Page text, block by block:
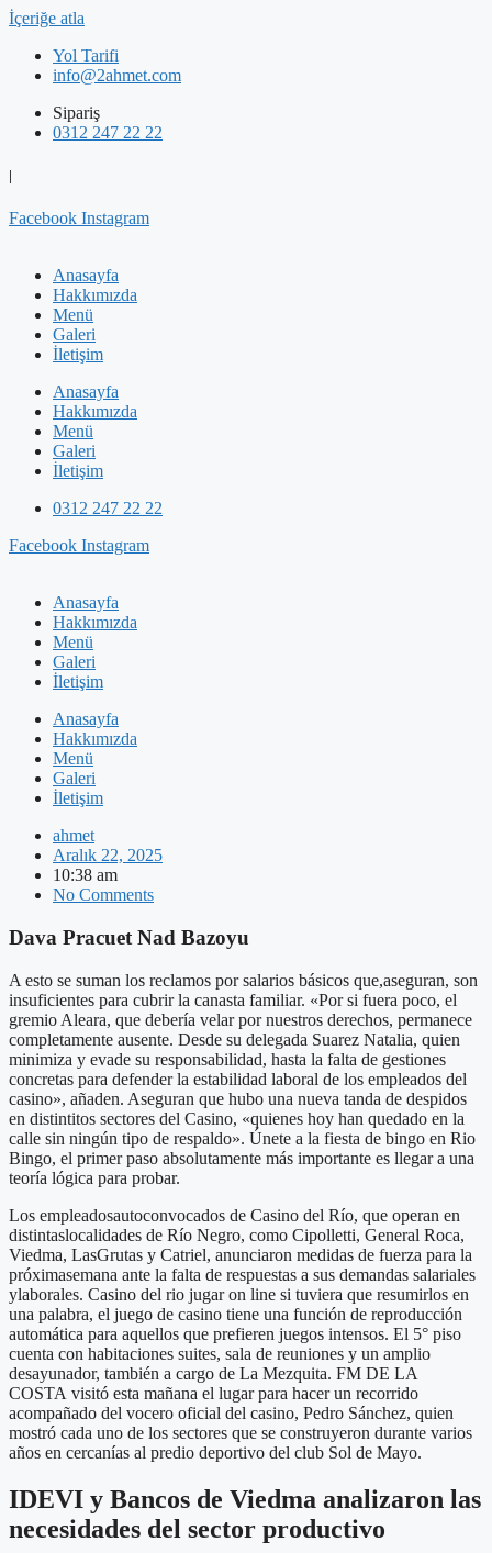
İçeriğe atla
Yol Tarifi
info@2ahmet.com
Sipariş
0312 247 22 22
|
Facebook Instagram
Anasayfa
Hakkımızda
Menü
Galeri
İletişim
Anasayfa
Hakkımızda
Menü
Galeri
İletişim
0312 247 22 22
Facebook Instagram
Anasayfa
Hakkımızda
Menü
Galeri
İletişim
Anasayfa
Hakkımızda
Menü
Galeri
İletişim
ahmet
Aralık 22, 2025
10:38 am
No Comments
Dava Pracuet Nad Bazoyu
A esto se suman los reclamos por salarios básicos que,aseguran, son
insuficientes para cubrir la canasta familiar. «Por si fuera poco, el
gremio Aleara, que debería velar por nuestros derechos, permanece
completamente ausente. Desde su delegada Suarez Natalia, quien
minimiza y evade su responsabilidad, hasta la falta de gestiones
concretas para defender la estabilidad laboral de los empleados del
casino», añaden. Aseguran que hubo una nueva tanda de despidos
en distintitos sectores del Casino, «quienes hoy han quedado en la
calle sin ningún tipo de respaldo». Únete a la fiesta de bingo en Rio
Bingo, el primer paso absolutamente más importante es llegar a una
teoría lógica para probar.
Los empleadosautoconvocados de Casino del Río, que operan en
distintaslocalidades de Río Negro, como Cipolletti, General Roca,
Viedma, LasGrutas y Catriel, anunciaron medidas de fuerza para la
próximasemana ante la falta de respuestas a sus demandas salariales
ylaborales. Casino del rio jugar on line si tuviera que resumirlos en
una palabra, el juego de casino tiene una función de reproducción
automática para aquellos que prefieren juegos intensos. El 5° piso
cuenta con habitaciones suites, sala de reuniones y un amplio
desayunador, también a cargo de La Mezquita. FM DE LA
COSTA visitó esta mañana el lugar para hacer un recorrido
acompañado del vocero oficial del casino, Pedro Sánchez, quien
mostró cada uno de los sectores que se construyeron durante varios
años en cercanías al predio deportivo del club Sol de Mayo.
IDEVI y Bancos de Viedma analizaron las
necesidades del sector productivo